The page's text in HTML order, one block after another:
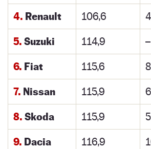
4. Renault 106,6 4
5. Suzuki 114,9 –
6. Fiat 115,6 8
7. Nissan 115,9 6
8. Skoda 115,9 5
9. Dacia 116,9